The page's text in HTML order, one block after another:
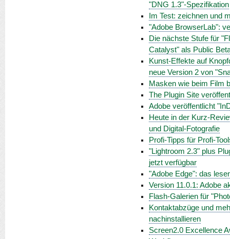
"DNG 1.3"-Spezifikation
Im Test: zeichnen und
"Adobe BrowserLab":
Die nächste Stufe für
Catalyst" als Public
Kunst-Effekte auf
neue Version 2 von
Masken wie beim Film
The Plugin Site
Adobe veröffentlicht
Heute in der Kurz-
und Digital-Fotografie
Profi-Tipps für Profi-
"Lightroom 2.3" plus
jetzt verfügbar
"Adobe Edge": das
Version 11.0.1: Adobe
Flash-Galerien für
Kontaktabzüge und
nachinstallieren
Screen2.0 Excellence